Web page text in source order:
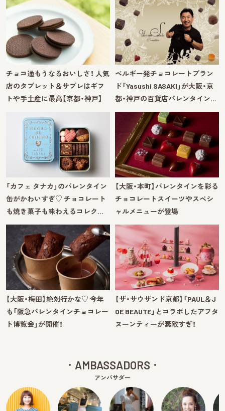
チョコ通もうなるおいしさ！ 人気
店のタブレット＆サブレはギフ
トや手土産に最高【京都・神戸】
ベルギー発チョコレートブラン
ド「Yasushi SASAKI」が大阪・京
都・神戸の百貨店バレンタイン…
「カフェ タナカ」のバレンタイン
缶がかわいすぎ♡ チョコレート
も焼き菓子も味わえるコレク…
【大阪・本町】バレンタインを彩る
チョコレートスイーツやスペシ
ャルメニューが登場
【大阪・梅田】絶対行かな♡ 今年
も「阪急バレンタインチョコレー
ト博覧会」が開催！
【ザ・サウザンド京都】「PAUL＆J
OE BEAUTE」とコラボしたアフタ
ヌーンティーが素敵すぎ！
AMBASSADORS
アンバサダー